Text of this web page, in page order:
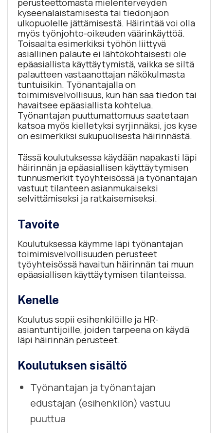
perusteettomasta mielenterveyden
kyseenalaistamisesta tai tiedonjaon
ulkopuolelle jättämisestä. Häirintää voi olla
myös työnjohto-oikeuden väärinkäyttöä.
Toisaalta esimerkiksi työhön liittyvä
asiallinen palaute ei lähtökohtaisesti ole
epäasiallista käyttäytymistä, vaikka se siltä
palautteen vastaanottajan näkökulmasta
tuntuisikin. Työnantajalla on
toimimisvelvollisuus, kun hän saa tiedon tai
havaitsee epäasiallista kohtelua.
Työnantajan puuttumattomuus saatetaan
katsoa myös kielletyksi syrjinnäksi, jos kyse
on esimerkiksi sukupuolisesta häirinnästä.
Tässä koulutuksessa käydään napakasti läpi
häirinnän ja epäasiallisen käyttäytymisen
tunnusmerkit työyhteisössä ja työnantajan
vastuut tilanteen asianmukaiseksi
selvittämiseksi ja ratkaisemiseksi.
Tavoite
Koulutuksessa käymme läpi työnantajan
toimimisvelvollisuuden perusteet
työyhteisössä havaitun häirinnän tai muun
epäasiallisen käyttäytymisen tilanteissa.
Kenelle
Koulutus sopii esihenkilöille ja HR-
asiantuntijoille, joiden tarpeena on käydä
läpi häirinnän perusteet.
Koulutuksen sisältö
Työnantajan ja työnantajan
edustajan (esihenkilön) vastuu
puuttua